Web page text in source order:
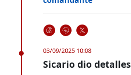
03/09/2025 10:08
Sicario dio detalles